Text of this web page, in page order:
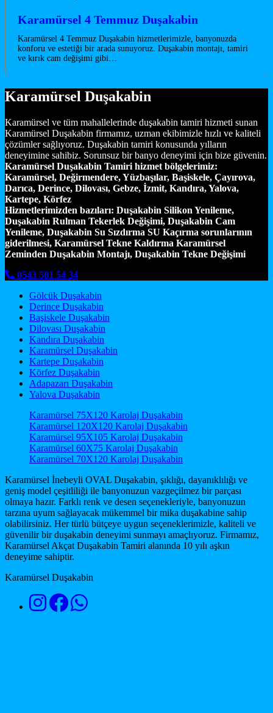
Karamürsel 4 Temmuz Duşakabin
Karamürsel 4 Temmuz Duşakabin hizmetlerimizle, banyonuzda
konforu ve estetiği bir arada sunuyoruz. Duşakabin montajı, tamiri
ve kırık cam değişimi gibi…
Karamürsel Duşakabin
Karamürsel ve tüm mahallelerinde duşakabin tamiri hizmeti sunan
Karamürsel Duşakabin firmamız, uzman ekibimizle hızlı ve kaliteli
çözümler sağlıyoruz. Duşakabin tamiri konusunda yılların
deneyimine sahibiz. Sorunsuz bir banyo deneyimi için bize güvenin.
Karamürsel Duşakabin Tamiri hizmet bölgelerimiz:
Karamürsel, Değirmendere, Yüzbaşılar, Başiskele, Çayırova,
Darıca, Derince, Dilovası, Gebze, İzmit, Kandıra, Yalova,
Kartepe, Körfez
Hizmetlerimizden bazıları: Duşakabin Silikon Yenileme,
Duşakabin Rulman Tekerlek Değişimi, Duşakabin Cam
Yenileme, Duşakabin Su Sızdırma SU Kaçırma sorunlarının
giderilmesi, Karamürsel Tekne Kaldırma Karamürsel
Zeminden Duşakabin Montajı, Duşakabin Tekne Değişimi
0543 501 54 34
Gölcük Duşakabin
Derince Duşakabin
Başiskele Duşakabin
Dilovası Duşakabin
Kandıra Duşakabin
Karamürsel Duşakabin
Kartepe Duşakabin
Körfez Duşakabin
Adapazarı Duşakabin
Yalova Duşakabin
Karamürsel 75X120 Karolaj Duşakabin
Karamürsel 120X120 Karolaj Duşakabin
Karamürsel 95X105 Karolaj Duşakabin
Karamürsel 60X75 Karolaj Duşakabin
Karamürsel 70X120 Karolaj Duşakabin
Karamürsel İnebeyli OVAL Duşakabin, şıklığı, dayanıklılığı ve
geniş model çeşitliliği ile banyonuzun vazgeçilmez bir parçası
olmaya hazır. Farklı renk ve desen seçenekleriyle, banyonuzun
tarzına uyum sağlayacak mükemmel bir mika duşakabine sahip
olabilirsiniz. Her türlü bütçeye uygun seçeneklerimizle, kaliteli ve
güvenilir bir duşakabin deneyimi sunmayı amaçlıyoruz. Firmamız,
Karamürsel Akçat Duşakabin Tamiri alanında 10 yılı aşkın
deneyime sahiptir.
Karamürsel Duşakabin